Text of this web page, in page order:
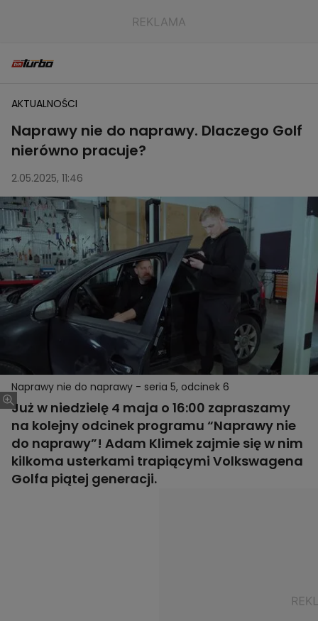
AKTUALNOŚCI
Naprawy nie do naprawy. Dlaczego Golf
nierówno pracuje?
2.05.2025, 11:46
Naprawy nie do naprawy - seria 5, odcinek 6
Już w niedzielę 4 maja o 16:00 zapraszamy
na kolejny odcinek programu “Naprawy nie
do naprawy”! Adam Klimek zajmie się w nim
kilkoma usterkami trapiącymi Volkswagena
Golfa piątej generacji.